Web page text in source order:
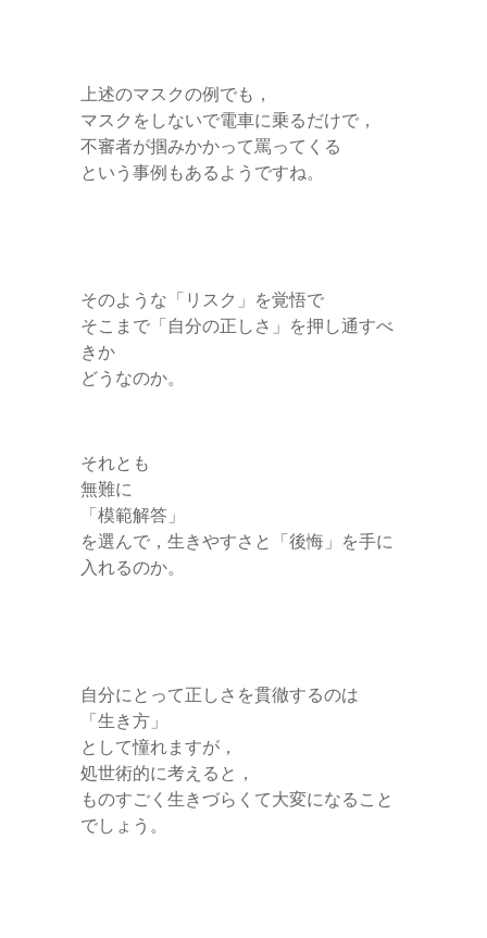
上述のマスクの例でも，
マスクをしないで電車に乗るだけで，
不審者が掴みかかって罵ってくる
という事例もあるようですね。
そのような「リスク」を覚悟で
そこまで「自分の正しさ」を押し通すべ
きか
どうなのか。
それとも
無難に
「模範解答」
を選んで，生きやすさと「後悔」を手に
入れるのか。
自分にとって正しさを貫徹するのは
「生き方」
として憧れますが，
処世術的に考えると，
ものすごく生きづらくて大変になること
でしょう。